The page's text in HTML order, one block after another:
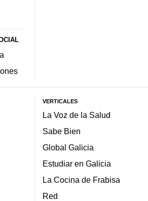
VERTICALES
La Voz de la Salud
Sabe Bien
Global Galicia
Estudiar en Galicia
La Cocina de Frabisa
Red